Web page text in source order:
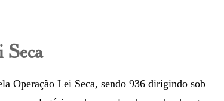
Seca
Operação Lei Seca, sendo 936 dirigindo sob